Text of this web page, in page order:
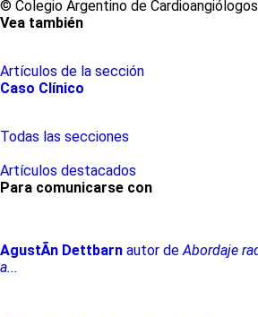
© Colegio Argentino de
Vea también
Artículos de la sección
Caso Clínico
Todas las secciones
Artículos destacados
Para comunicarse con
AgustÃ­n Dettbarn autor de Abordaje
a...